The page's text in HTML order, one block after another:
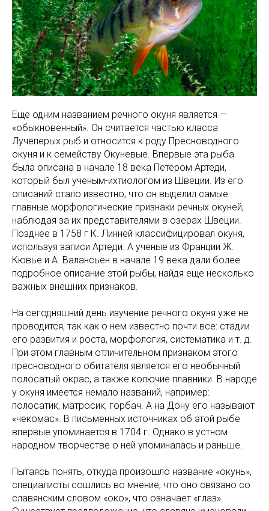
Еще одним названием речного окуня является —
«обыкновенный». Он считается частью класса
Лучеперых рыб и относится к роду Пресноводного
окуня и к семейству Окуневые. Впервые эта рыба
была описана в начале 18 века Петером Артеди,
который был ученым-ихтиологом из Швеции. Из его
описаний стало известно, что он выделил самые
главные морфологические признаки речных окуней,
наблюдая за их представителями в озерах Швеции.
Позднее в 1758 г К. Линней классифицировал окуня,
используя записи Артеди. А ученые из Франции Ж.
Кювье и А. Валансьен в начале 19 века дали более
подробное описание этой рыбы, найдя еще несколько
важных внешних признаков.
На сегодняшний день изучение речного окуня уже не
проводится, так как о нем известно почти все: стадии
его развития и роста, морфология, систематика и т. д.
При этом главным отличительном признаком этого
пресноводного обитателя является его необычный
полосатый окрас, а также колючие плавники. В народе
у окуня имеется немало названий, например:
полосатик, матросик, горбач. А на Дону его называют
«чекомас». В письменных источниках об этой рыбе
впервые упоминается в 1704 г. Однако в устном
народном творчестве о ней упоминалась и раньше.
Пытаясь понять, откуда произошло название «окунь»,
специалисты сошлись во мнение, что оно связано со
славянским словом «око», что означает «глаз».